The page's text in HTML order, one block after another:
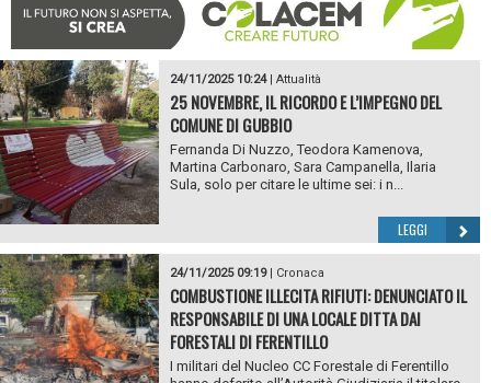
24/11/2025 10:24| Attualità
25 NOVEMBRE, IL RICORDO E L’IMPEGNO DEL
COMUNE DI GUBBIO
Fernanda Di Nuzzo, Teodora Kamenova,
Martina Carbonaro, Sara Campanella, Ilaria
Sula, solo per citare le ultime sei: i n...
LEGGI
24/11/2025 09:19| Cronaca
COMBUSTIONE ILLECITA RIFIUTI: DENUNCIATO IL
RESPONSABILE DI UNA LOCALE DITTA DAI
FORESTALI DI FERENTILLO
I militari del Nucleo CC Forestale di Ferentillo